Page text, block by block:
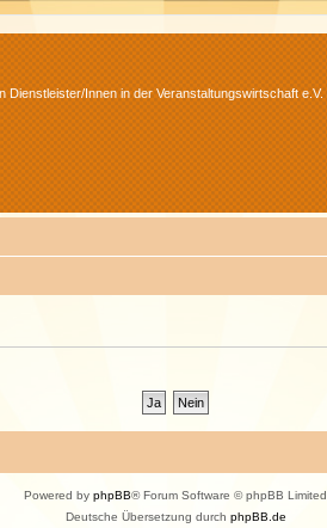
Dienstleister/Innen in der Veranstaltungswirtschaft e.V.
Powered by phpBB® Forum Software © phpBB Limited
Deutsche Übersetzung durch phpBB.de